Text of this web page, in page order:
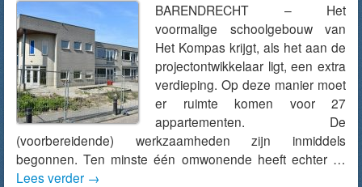
BARENDRECHT – Het
voormalige schoolgebouw van
Het Kompas krijgt, als het aan de
projectontwikkelaar ligt, een extra
verdieping. Op deze manier moet
er ruimte komen voor 27
appartementen. De
(voorbereidende) werkzaamheden zijn inmiddels
begonnen. Ten minste één omwonende heeft echter …
Lees verder →